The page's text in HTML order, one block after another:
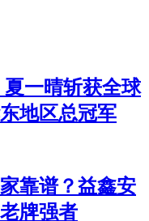
一晴斩获全球
地区总冠军
靠谱？益鑫安
牌强者